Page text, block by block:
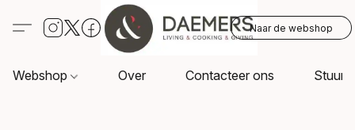
Naar de webshop
Webshop Over Contacteer ons Stuur